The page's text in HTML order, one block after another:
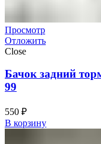
Просмотр
Отложить
Close
Бачок задний
99
550 ₽
В корзину